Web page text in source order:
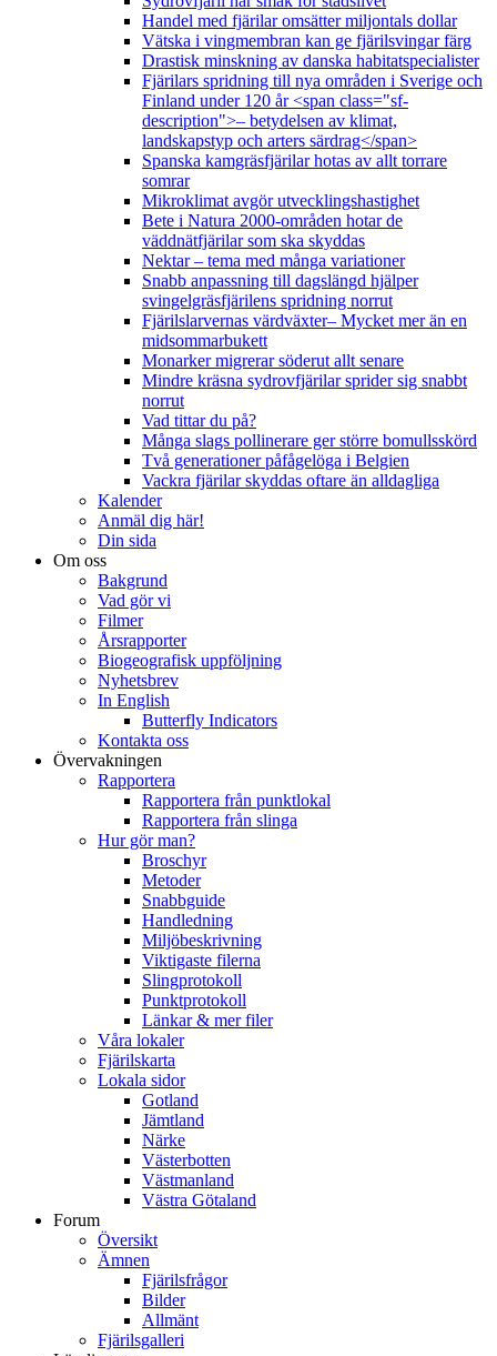
Handel med fjärilar omsätter miljontals dollar
Vätska i vingmembran kan ge fjärilsvingar färg
Drastisk minskning av danska habitatspecialister
Fjärilars spridning till nya områden i Sverige och
Finland under 120 år <span class="sf-
description">– betydelsen av klimat,
landskapstyp och arters särdrag</span>
Spanska kamgräsfjärilar hotas av allt torrare
somrar
Mikroklimat avgör utvecklingshastighet
Bete i Natura 2000-områden hotar de
väddnätfjärilar som ska skyddas
Nektar – tema med många variationer
Snabb anpassning till dagslängd hjälper
svingelgräsfjärilens spridning norrut
Fjärilslarvernas värdväxter– Mycket mer än en
midsommarbukett
Monarker migrerar söderut allt senare
Mindre kräsna sydrovfjärilar sprider sig snabbt
norrut
Vad tittar du på?
Många slags pollinerare ger större bomullsskörd
Två generationer påfågelöga i Belgien
Vackra fjärilar skyddas oftare än alldagliga
Kalender
Anmäl dig här!
Din sida
Om oss
Bakgrund
Vad gör vi
Filmer
Årsrapporter
Biogeografisk uppföljning
Nyhetsbrev
In English
Butterfly Indicators
Kontakta oss
Övervakningen
Rapportera
Rapportera från punktlokal
Rapportera från slinga
Hur gör man?
Broschyr
Metoder
Snabbguide
Handledning
Miljöbeskrivning
Viktigaste filerna
Slingprotokoll
Punktprotokoll
Länkar & mer filer
Våra lokaler
Fjärilskarta
Lokala sidor
Gotland
Jämtland
Närke
Västerbotten
Västmanland
Västra Götaland
Forum
Översikt
Ämnen
Fjärilsfrågor
Bilder
Allmänt
Fjärilsgalleri